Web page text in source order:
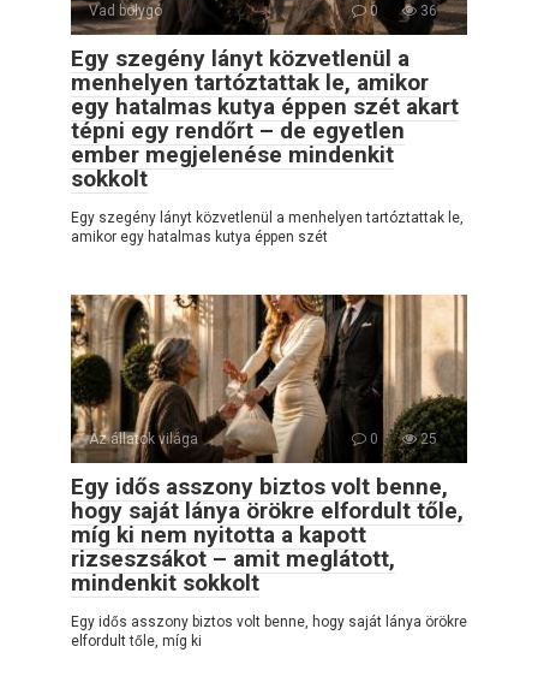
Vad bolygó 0 36
Egy szegény lányt közvetlenül a
menhelyen tartóztattak le, amikor
egy hatalmas kutya éppen szét akart
tépni egy rendőrt – de egyetlen
ember megjelenése mindenkit
sokkolt
Egy szegény lányt közvetlenül a menhelyen tartóztattak le,
amikor egy hatalmas kutya éppen szét
Az állatok világa 0 25
Egy idős asszony biztos volt benne,
hogy saját lánya örökre elfordult tőle,
míg ki nem nyitotta a kapott
rizseszsákot – amit meglátott,
mindenkit sokkolt
Egy idős asszony biztos volt benne, hogy saját lánya örökre
elfordult tőle, míg ki